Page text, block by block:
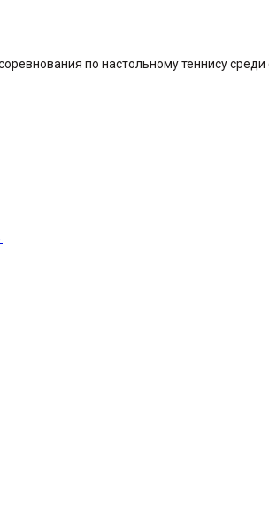
по настольному теннису